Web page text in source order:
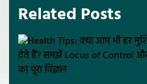
Related Posts